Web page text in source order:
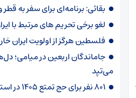
بقائی: برنامه‌ای برای سفر به
لغو برخی تحریم های مرتبط با
فلسطین هرگز از اولویت ایران
جاماندگان اربعین در میامی؛
می‌تپد
۸۰۱ نفر